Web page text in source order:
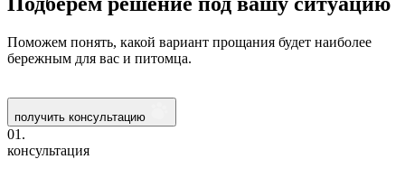
Поможем понять, какой вариант прощания будет наиболее
бережным для вас и питомца.
получить консультацию
01.
консультация